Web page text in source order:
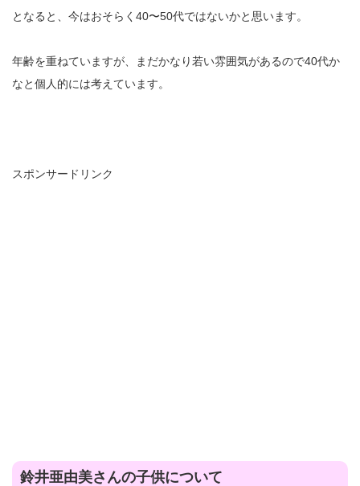
となると、今はおそらく40〜50代ではないかと思います。
年齢を重ねていますが、まだかなり若い雰囲気があるので40代か
なと個人的には考えています。
スポンサードリンク
鈴井亜由美さんの子供について